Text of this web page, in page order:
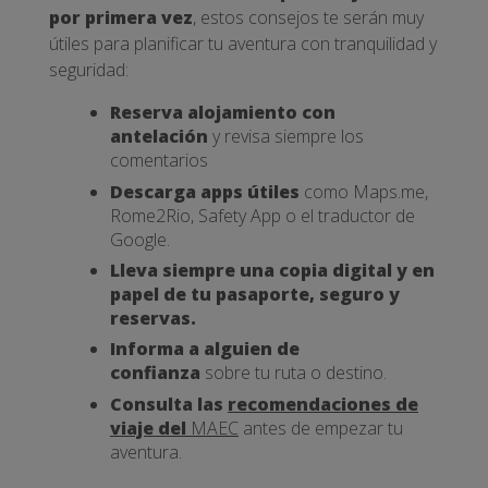
por primera vez, estos consejos te serán muy
útiles para planificar tu aventura con tranquilidad y
seguridad:
Reserva alojamiento con
antelación y revisa siempre los
comentarios
Descarga apps útiles como Maps.me,
Rome2Rio, Safety App o el traductor de
Google.
Lleva siempre una copia digital y en
papel de tu pasaporte, seguro y
reservas.
Informa a alguien de
confianza sobre tu ruta o destino.
Consulta las recomendaciones de
viaje del MAEC antes de empezar tu
aventura.